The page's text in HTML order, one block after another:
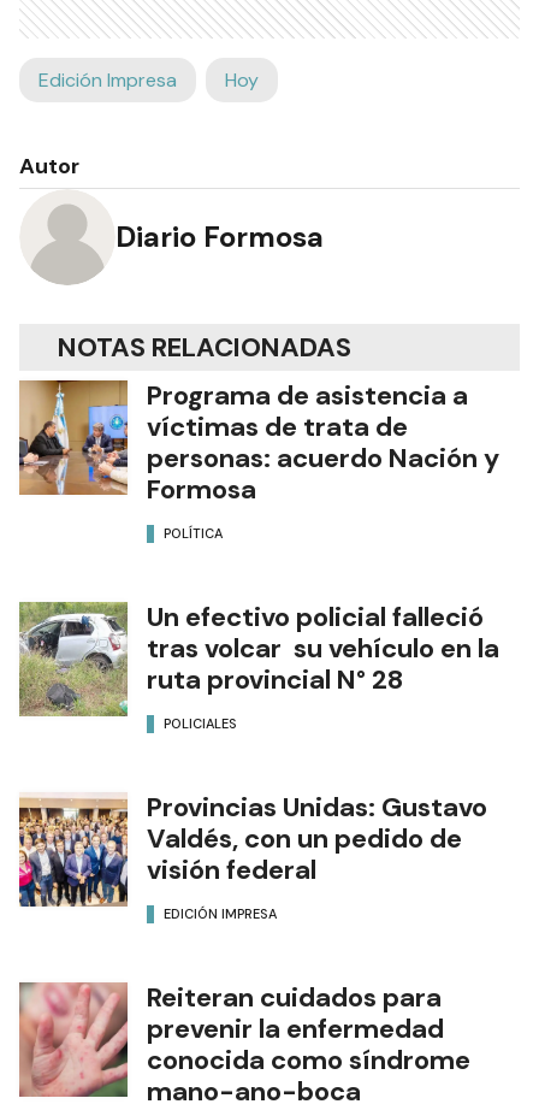
Edición Impresa Hoy
Autor
Diario Formosa
NOTAS RELACIONADAS
Programa de asistencia a
víctimas de trata de
personas: acuerdo Nación y
Formosa
POLÍTICA
Un efectivo policial falleció
tras volcar su vehículo en la
ruta provincial N° 28
POLICIALES
Provincias Unidas: Gustavo
Valdés, con un pedido de
visión federal
EDICIÓN IMPRESA
Reiteran cuidados para
prevenir la enfermedad
conocida como síndrome
mano-ano-boca